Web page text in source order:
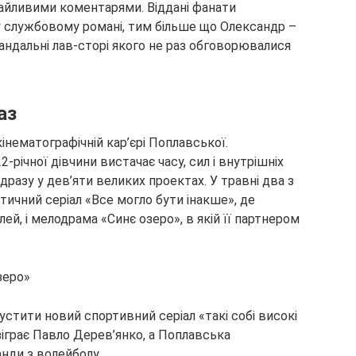
коментарями. Віддані фанати
службовому романі, тим більше що Олександр –
лав-сторі якого не раз обговорювалися
кар’єрі Поплавської.
дівчини вистачає часу, сил і внутрішніх
у дев’яти великих проектах. У травні два з
серіал «Все могло бути інакше», де
і мелодрама «Синє озеро», в якій її партнером
новий спортивний серіал «такі собі високі
Павло Дерев’янко, а Поплавська